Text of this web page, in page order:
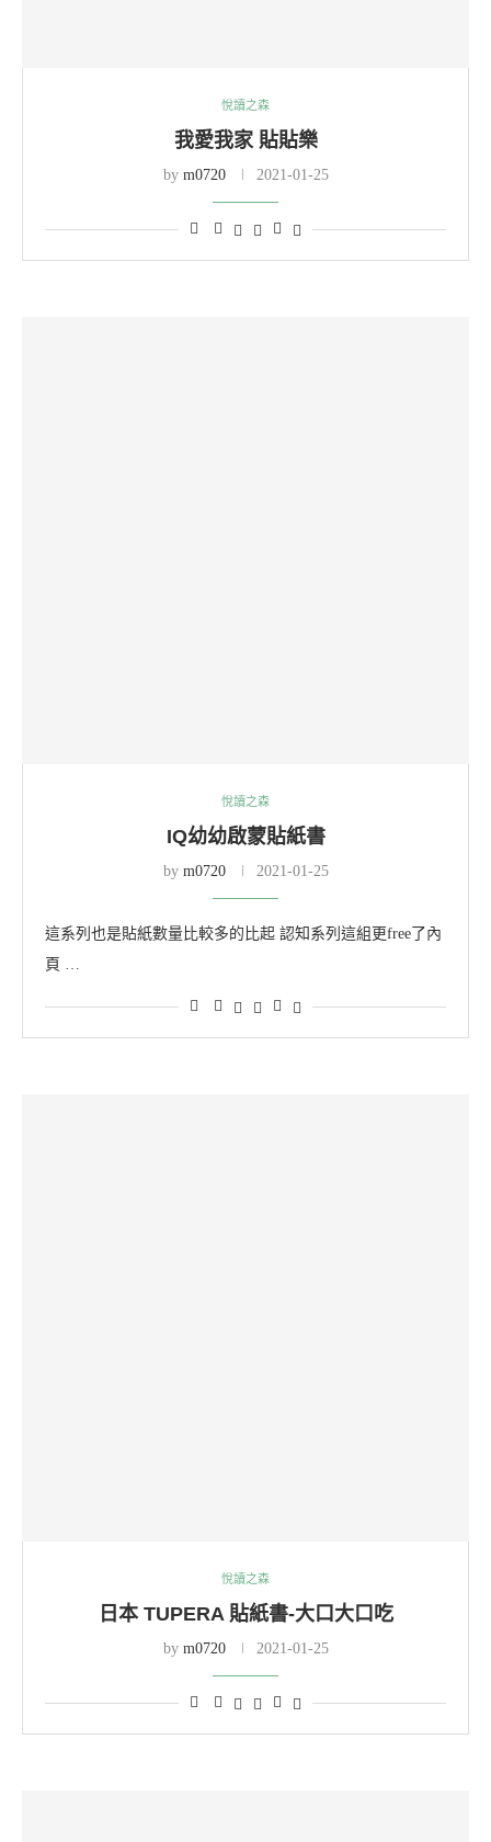
悅讀之森
我愛我家 貼貼樂
by m0720 2021-01-25
悅讀之森
IQ幼幼啟蒙貼紙書
by m0720 2021-01-25
這系列也是貼紙數量比較多的比起 認知系列這組更free了內
頁 …
悅讀之森
日本 TUPERA 貼紙書-大口大口吃
by m0720 2021-01-25